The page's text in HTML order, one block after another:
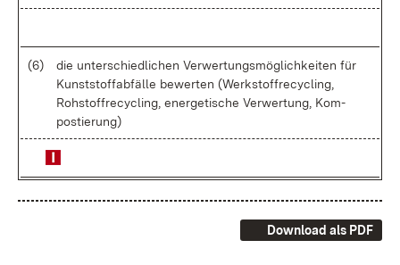
(6)
die un­ter­schied­li­chen Ver­wer­tungs­mög­lich­kei­ten für
Kunst­stoff­ab­fäl­le be­wer­ten (Werk­stoff­re­cy­cling,
Roh­stoff­re­cy­cling, en­er­ge­ti­sche Ver­wer­tung, Kom­
pos­tie­rung)
Download als PDF